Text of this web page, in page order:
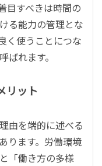
目すべきは時間の
る能力の管理とな
く使うことにつな
ばれます。
リット
由を端的に述べる
ります。労働環境
「働き方の多様